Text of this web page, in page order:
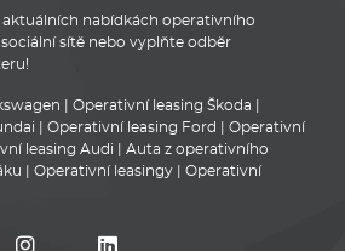
nabídkách operativního
sociální sítě nebo vyplňte odběr
Operativní leasing Škoda
Operativní leasing Ford
Operativní
leasing Audi
Auta z operativního
Operativní leasingy
Operativní